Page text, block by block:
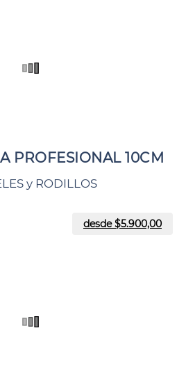
PROFESIONAL 10CM
y RODILLOS
desde $5.900,00